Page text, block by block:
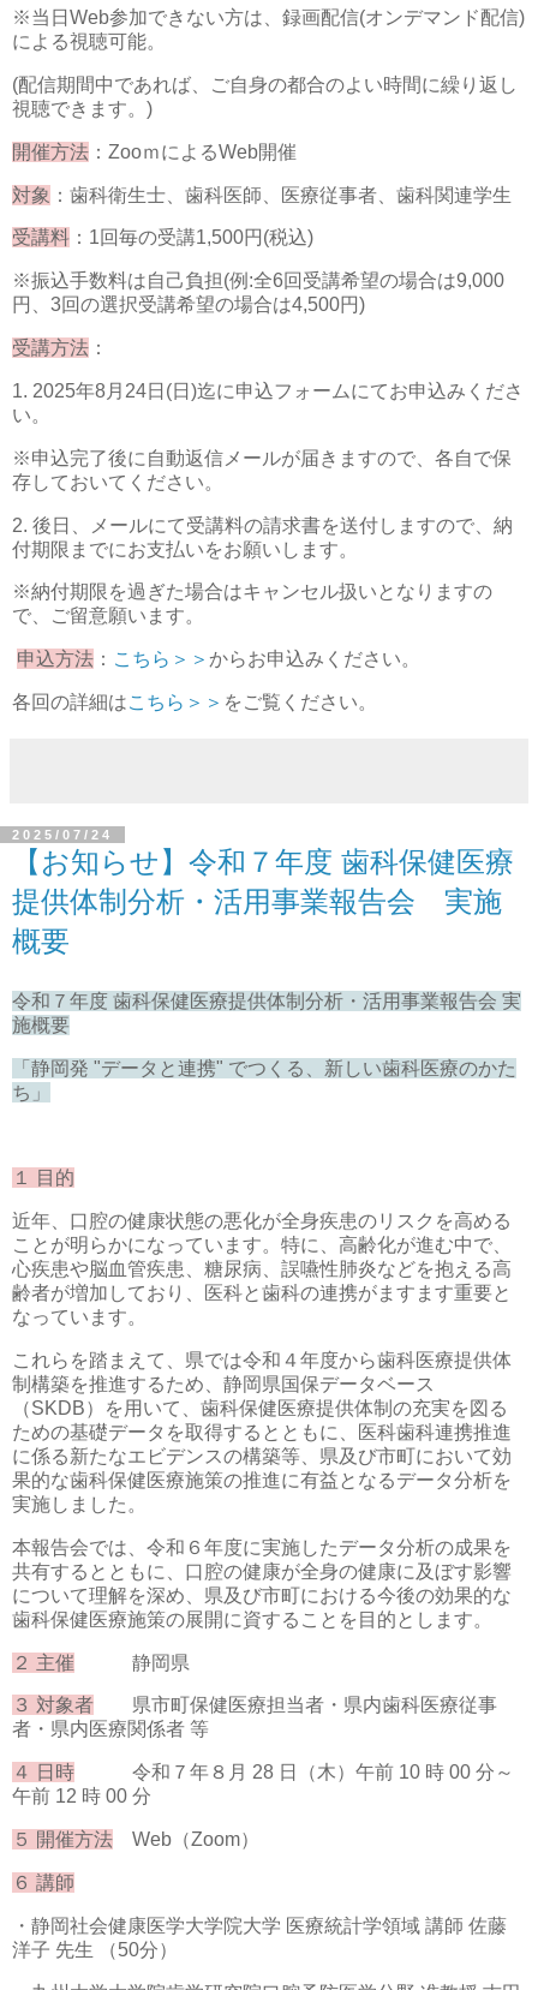
※当日Web参加できない方は、録画配信(オンデマンド配信)
による視聴可能。
(配信期間中であれば、ご自身の都合のよい時間に繰り返し
視聴できます。)
開催方法 ：ZooｍによるWeb開催
対象 ：歯科衛生士、歯科医師、医療従事者、歯科関連学生
受講料 ：1回毎の受講1,500円(税込)
※振込手数料は自己負担(例:全6回受講希望の場合は9,000
円、3回の選択受講希望の場合は4,500円)
受講方法 ：
1. 2025年8月24日(日)迄に申込フォームにてお申込みくださ
い。
※申込完了後に自動返信メールが届きますので、各自で保
存しておいてください。
2. 後日、メールにて受講料の請求書を送付しますので、納
付期限までにお支払いをお願いします。
※納付期限を過ぎた場合はキャンセル扱いとなりますの
で、ご留意願います。
申込方法 ： こちら＞＞ からお申込みください。
各回の詳細はこちら＞＞ をご覧ください。
2025/07/24
【お知らせ】令和７年度 歯科保健医療
提供体制分析・活用事業報告会 実施
概要
令和７年度 歯科保健医療提供体制分析・活用事業報告会 実
施概要
「静岡発 "データと連携" でつくる、新しい歯科医療のかた
ち」
１ 目的
近年、口腔の健康状態の悪化が全身疾患のリスクを高める
ことが明らかになっています。特に、高齢化が進む中で、
心疾患や脳血管疾患、糖尿病、誤嚥性肺炎などを抱える高
齢者が増加しており、医科と歯科の連携がますます重要と
なっています。
これらを踏まえて、県では令和４年度から歯科医療提供体
制構築を推進するため、静岡県国保データベース
（SKDB）を用いて、歯科保健医療提供体制の充実を図る
ための基礎データを取得するとともに、医科歯科連携推進
に係る新たなエビデンスの構築等、県及び市町において効
果的な歯科保健医療施策の推進に有益となるデータ分析を
実施しました。
本報告会では、令和６年度に実施したデータ分析の成果を
共有するとともに、口腔の健康が全身の健康に及ぼす影響
について理解を深め、県及び市町における今後の効果的な
歯科保健医療施策の展開に資することを目的とします。
２ 主催 静岡県
３ 対象者
県市町保健医療担当者・県内歯科医療従事
者・県内医療関係者 等
４ 日時
令和７年８月 28 日（木）午前 10 時 00 分～
午前 12 時 00 分
５ 開催方法 Web（Zoom）
６ 講師
・静岡社会健康医学大学院大学 医療統計学領域 講師 佐藤
洋子 先生 （50分）